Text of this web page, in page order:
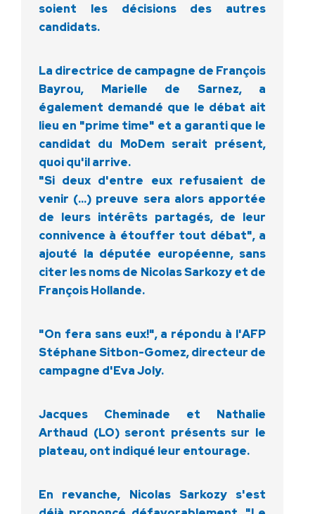
soient les décisions des autres
candidats.
La directrice de campagne de François
Bayrou, Marielle de Sarnez, a
également demandé que le débat ait
lieu en "prime time" et a garanti que le
candidat du MoDem serait présent,
quoi qu'il arrive.
"Si deux d'entre eux refusaient de
venir (…) preuve sera alors apportée
de leurs intérêts partagés, de leur
connivence à étouffer tout débat", a
ajouté la députée européenne, sans
citer les noms de Nicolas Sarkozy et de
François Hollande.
"On fera sans eux!", a répondu à l'AFP
Stéphane Sitbon-Gomez, directeur de
campagne d'Eva Joly.
Jacques Cheminade et Nathalie
Arthaud (LO) seront présents sur le
plateau, ont indiqué leur entourage.
En revanche, Nicolas Sarkozy s'est